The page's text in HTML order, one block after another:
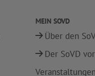
MEIN SOVD
Über den
Der SoVD
Veranstaltungen